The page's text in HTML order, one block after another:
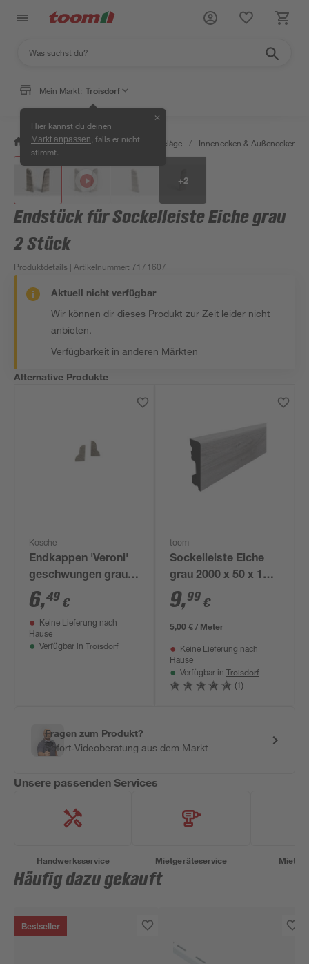
Mein Markt: Troisdorf
Hier kannst du deinen
Markt anpassen , falls er nicht
stimmt.
✕
/ Bauen & Renovieren / Bodenbeläge / Innenecken & Außenecken
+2
Endstück für Sockelleiste Eiche grau
2 Stück
Produktdetails | Artikelnummer: 7171607
Aktuell nicht verfügbar
Wir können dir dieses Produkt zur Zeit leider nicht
anbieten.
Verfügbarkeit in anderen Märkten
Alternative Produkte
Kosche
Endkappen 'Veroni'
geschwungen grau-
braun, 2 Stück
6,49 €
Keine Lieferung nach
Hause
Verfügbar in Troisdorf
toom
Sockelleiste Eiche
grau 2000 x 50 x 15
mm
9,99 €
5,00 € / Meter
Keine Lieferung nach
Hause
Verfügbar in Troisdorf
(1)
Fragen zum Produkt?
Sofort-Videoberatung aus dem Markt
Unsere passenden Services
Handwerksservice Mietgeräteservice
Häufig dazu gekauft
Bestseller